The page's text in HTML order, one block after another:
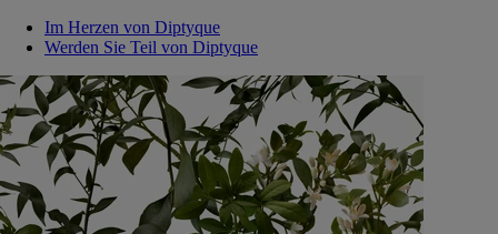
Im Herzen von Diptyque
Werden Sie Teil von Diptyque